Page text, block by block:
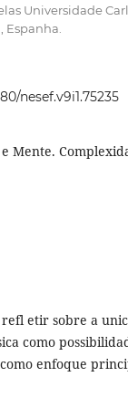
Universidade
Espanha.
nesef.v9i1.75235
Mente.
etir sobre a
como
enfoque